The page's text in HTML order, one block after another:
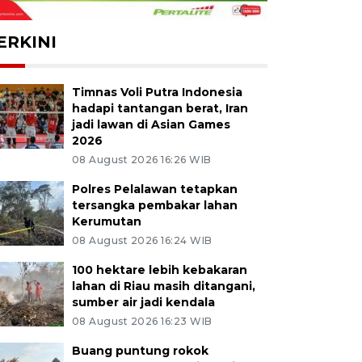
Timnas Voli Putra Indonesia
hadapi tantangan berat, Iran
jadi lawan di Asian Games
2026
08 August 2026 16:26 WIB
Polres Pelalawan tetapkan
tersangka pembakar lahan
Kerumutan
08 August 2026 16:24 WIB
100 hektare lebih kebakaran
lahan di Riau masih ditangani,
sumber air jadi kendala
08 August 2026 16:23 WIB
Buang puntung rokok